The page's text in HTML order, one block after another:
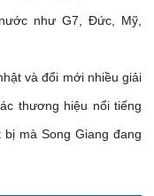
như G7, Đức, Mỹ,
và đổi mới nhiều giải
thương hiệu nổi tiếng
mà Song Giang đang